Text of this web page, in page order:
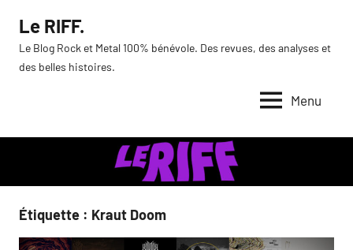
contenu
Le RIFF.
Le Blog Rock et Metal 100% bénévole. Des revues, des analyses et
des belles histoires.
Menu
Étiquette : Kraut Doom